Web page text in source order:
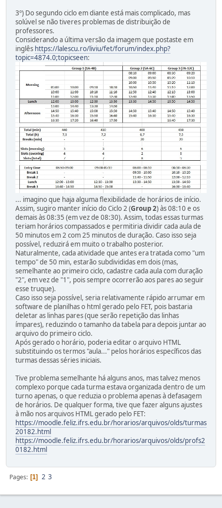
3º) Do segundo ciclo em diante está mais complicado, mas
solúvel se não tiveres problemas de distribuição de
professores.
Considerando a última versão da imagem que postaste em
inglês https://lalescu.ro/liviu/fet/forum/index.php?
topic=4874.0;topicseen:
... imagino que haja alguma flexibilidade de horários de início.
Assim, sugiro manter início do Ciclo 2 (Group 2) às 08:10 e os
demais às 08:35 (em vez de 08:30). Assim, todas essas turmas
teriam horários compassados e permitiria dividir cada aula de
50 minutos em 2 com 25 minutos de duração. Caso isso seja
possível, reduzirá em muito o trabalho posterior.
Naturalmente, cada atividade que antes era tratada como "um
tempo" de 50 min, estarão subdivididas em dois (mas,
semelhante ao primeiro ciclo, cadastre cada aula com duração
"2", em vez de "1", pois sempre ocorrerão aos pares ao seguir
esse truque).
Caso isso seja possível, seria relativamente rápido arrumar em
software de planilhas o html gerado pelo FET, pois bastaria
deletar as linhas pares (que serão repetição das linhas
ímpares), reduzindo o tamanho da tabela para depois juntar ao
arquivo do primeiro ciclo.
Após gerado o horário, poderia editar o arquivo HTML
substituindo os termos "aula..." pelos horários específicos das
turmas dessas séries iniciais.
Tive problema semelhante há alguns anos, mas talvez menos
complexo porque cada turma estava organizada dentro de um
turno apenas, o que reduzia o problema apenas à defasagem
de horários. De qualquer forma, tive que fazer alguns ajustes
à mão nos arquivos HTML gerado pelo FET:
https://moodle.feliz.ifrs.edu.br/horarios/arquivos/olds/turmas
20182.html
https://moodle.feliz.ifrs.edu.br/horarios/arquivos/olds/profs2
0182.html
Pages 1 2 3